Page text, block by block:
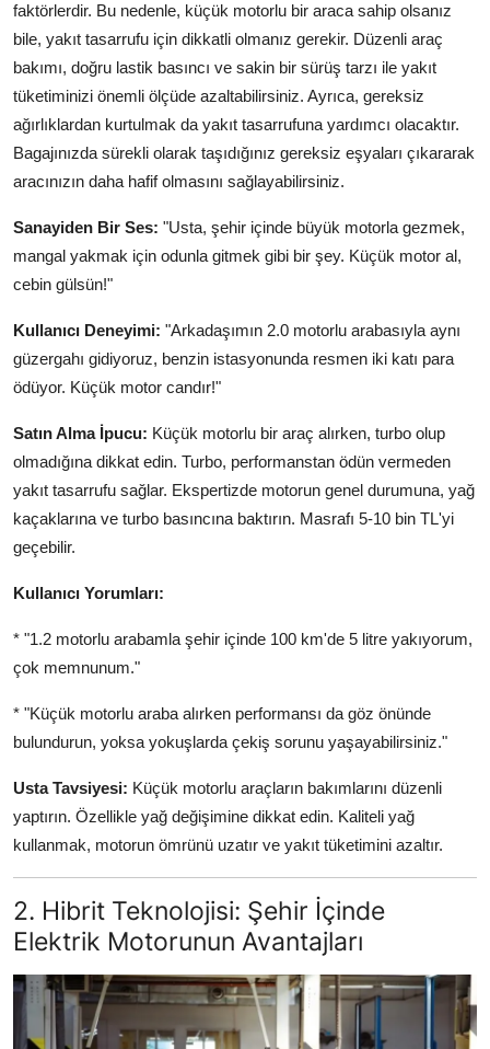
faktörlerdir. Bu nedenle, küçük motorlu bir araca sahip olsanız
bile, yakıt tasarrufu için dikkatli olmanız gerekir. Düzenli araç
bakımı, doğru lastik basıncı ve sakin bir sürüş tarzı ile yakıt
tüketiminizi önemli ölçüde azaltabilirsiniz. Ayrıca, gereksiz
ağırlıklardan kurtulmak da yakıt tasarrufuna yardımcı olacaktır.
Bagajınızda sürekli olarak taşıdığınız gereksiz eşyaları çıkararak
aracınızın daha hafif olmasını sağlayabilirsiniz.
Sanayiden Bir Ses: "Usta, şehir içinde büyük motorla gezmek,
mangal yakmak için odunla gitmek gibi bir şey. Küçük motor al,
cebin gülsün!"
Kullanıcı Deneyimi: "Arkadaşımın 2.0 motorlu arabasıyla aynı
güzergahı gidiyoruz, benzin istasyonunda resmen iki katı para
ödüyor. Küçük motor candır!"
Satın Alma İpucu: Küçük motorlu bir araç alırken, turbo olup
olmadığına dikkat edin. Turbo, performanstan ödün vermeden
yakıt tasarrufu sağlar. Ekspertizde motorun genel durumuna, yağ
kaçaklarına ve turbo basıncına baktırın. Masrafı 5-10 bin TL'yi
geçebilir.
Kullanıcı Yorumları:
* "1.2 motorlu arabamla şehir içinde 100 km'de 5 litre yakıyorum,
çok memnunum."
* "Küçük motorlu araba alırken performansı da göz önünde
bulundurun, yoksa yokuşlarda çekiş sorunu yaşayabilirsiniz."
Usta Tavsiyesi: Küçük motorlu araçların bakımlarını düzenli
yaptırın. Özellikle yağ değişimine dikkat edin. Kaliteli yağ
kullanmak, motorun ömrünü uzatır ve yakıt tüketimini azaltır.
2. Hibrit Teknolojisi: Şehir İçinde
Elektrik Motorunun Avantajları